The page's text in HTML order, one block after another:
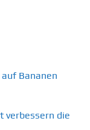
Bananen
verbessern die